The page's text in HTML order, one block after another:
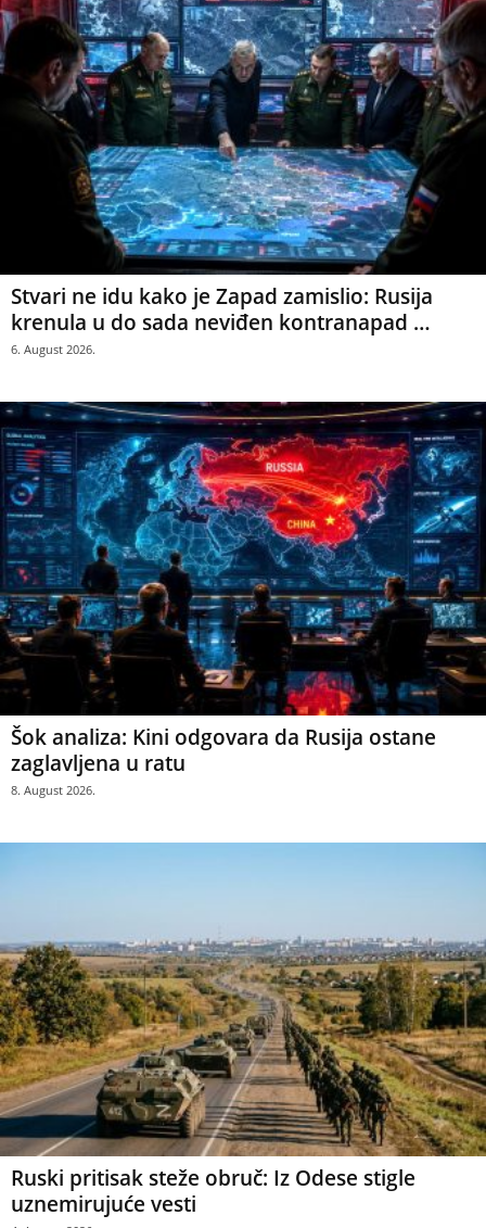
Stvari ne idu kako je Zapad zamislio: Rusija
krenula u do sada neviđen kontranapad …
6. August 2026.
Šok analiza: Kini odgovara da Rusija ostane
zaglavljena u ratu
8. August 2026.
Ruski pritisak steže obruč: Iz Odese stigle
uznemirujuće vesti